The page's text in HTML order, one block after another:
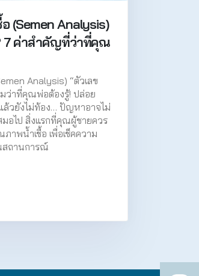
(Semen Analysis)
7 ค่าสำคัญที่ว่าที่คุณ
Analysis) “ตัวเลข
ว่าที่คุณพ่อต้องรู้! ปล่อย
ล้วยังไม่ท้อง… ปัญหาอาจไม่
อไป สิ่งแรกที่คุณผู้ชายควร
าพน้ำเชื้อ เพื่อเช็คความ
สถานการณ์